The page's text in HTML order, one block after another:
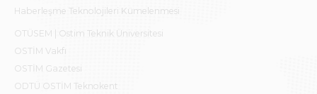
Haberleşme Teknolojileri Kümelenmesi
OTÜSEM | Ostim Teknik Üniversitesi
OSTİM Vakfı
OSTİM Gazetesi
ODTÜ OSTİM Teknokent